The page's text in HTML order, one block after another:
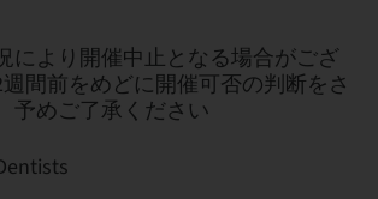
により開催中止となる場合がござ
間前をめどに開催可否の判断をさ
予めご了承ください